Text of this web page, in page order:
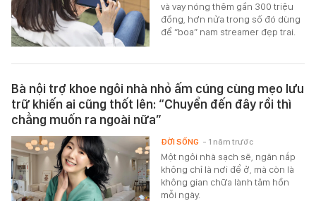
và vay nóng thêm gần 300 triệu
đồng, hơn nửa trong số đó dùng
để “boa” nam streamer đẹp trai.
Bà nội trợ khoe ngôi nhà nhỏ ấm cúng cùng mẹo lưu
trữ khiến ai cũng thốt lên: “Chuyển đến đây rồi thì
chẳng muốn ra ngoài nữa”
Một ngôi nhà sạch sẽ, ngăn nắp
không chỉ là nơi để ở, mà còn là
không gian chữa lành tâm hồn
mỗi ngày.
ĐỜI SỐNG - 1 năm trước